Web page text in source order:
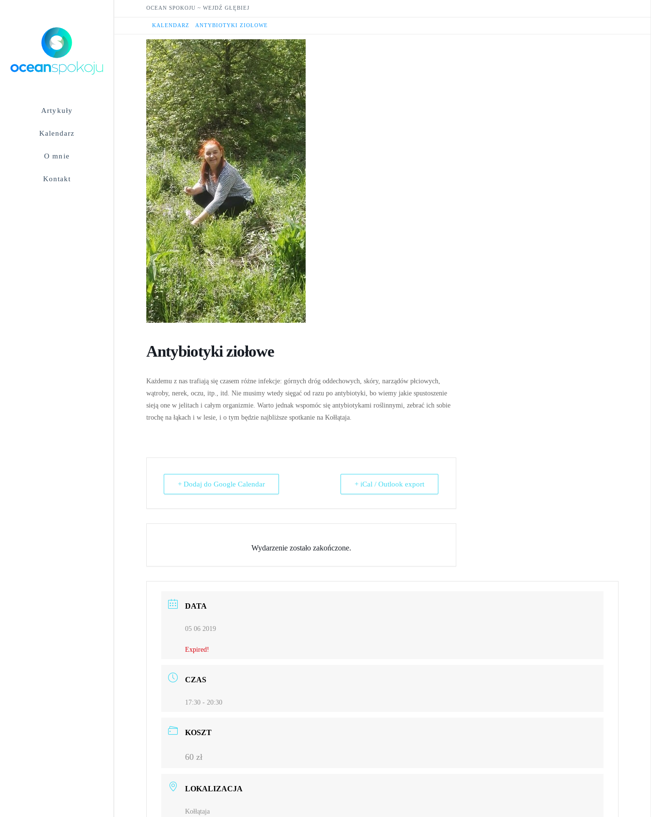
OCEAN SPOKOJU ~ WEJDŹ GŁĘBIEJ
Artykuły
Kalendarz
O mnie
Kontakt
HOME
KALENDARZ ANTYBIOTYKI ZIOŁOWE
Antybiotyki ziołowe
Każdemu z nas trafiają się czasem różne infekcje: górnych dróg oddechowych, skóry, narządów płciowych,
wątroby, nerek, oczu, itp., itd. Nie musimy wtedy sięgać od razu po antybiotyki, bo wiemy jakie spustoszenie
sieją one w jelitach i całym organizmie. Warto jednak wspomóc się antybiotykami roślinnymi, zebrać ich sobie
trochę na łąkach i w lesie, i o tym będzie najbliższe spotkanie na Kołłątaja.
+ Dodaj do Google Calendar + iCal / Outlook export
Wydarzenie zostało zakończone.
DATA
05 06 2019
Expired!
CZAS
17:30 - 20:30
KOSZT
60 zł
LOKALIZACJA
Kołłątaja